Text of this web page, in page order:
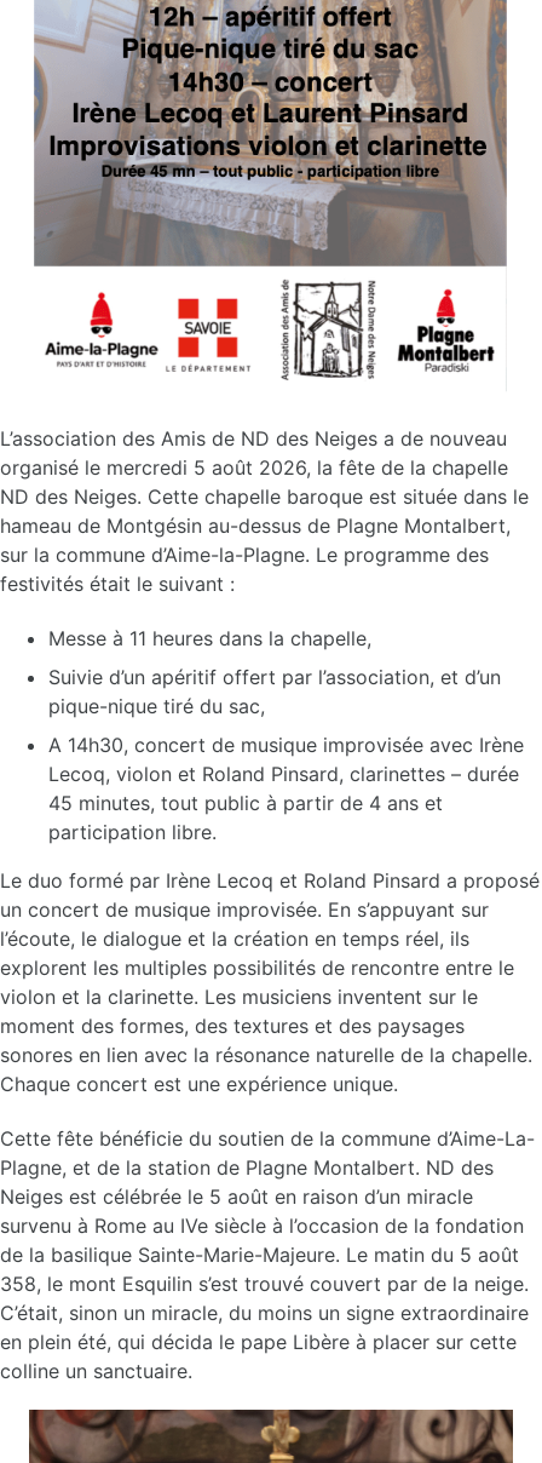
L’association des Amis de ND des Neiges a de nouveau
organisé le mercredi 5 août 2026, la fête de la chapelle
ND des Neiges. Cette chapelle baroque est située dans le
hameau de Montgésin au-dessus de Plagne Montalbert,
sur la commune d’Aime-la-Plagne. Le programme des
festivités était le suivant :
Messe à 11 heures dans la chapelle,
Suivie d’un apéritif offert par l’association, et d’un
pique-nique tiré du sac,
A 14h30, concert de musique improvisée avec Irène
Lecoq, violon et Roland Pinsard, clarinettes – durée
45 minutes, tout public à partir de 4 ans et
participation libre.
Le duo formé par Irène Lecoq et Roland Pinsard a proposé
un concert de musique improvisée. En s’appuyant sur
l’écoute, le dialogue et la création en temps réel, ils
explorent les multiples possibilités de rencontre entre le
violon et la clarinette. Les musiciens inventent sur le
moment des formes, des textures et des paysages
sonores en lien avec la résonance naturelle de la chapelle.
Chaque concert est une expérience unique.
Cette fête bénéficie du soutien de la commune d’Aime-La-
Plagne, et de la station de Plagne Montalbert. ND des
Neiges est célébrée le 5 août en raison d’un miracle
survenu à Rome au IVe siècle à l’occasion de la fondation
de la basilique Sainte-Marie-Majeure. Le matin du 5 août
358, le mont Esquilin s’est trouvé couvert par de la neige.
C’était, sinon un miracle, du moins un signe extraordinaire
en plein été, qui décida le pape Libère à placer sur cette
colline un sanctuaire.